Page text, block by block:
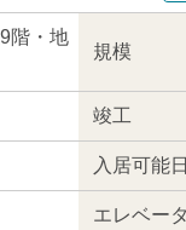
階・地
規模
竣工
入居可能日
エレベータ